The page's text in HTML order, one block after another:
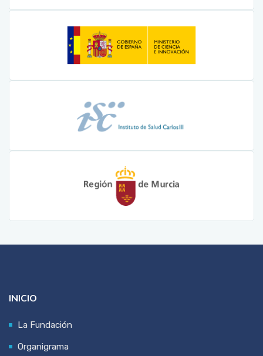
INICIO
La Fundación
Organigrama